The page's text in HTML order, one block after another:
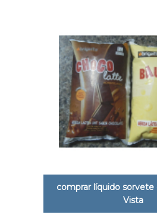
comprar líquido sorvete
Vista